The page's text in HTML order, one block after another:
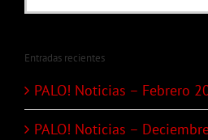
Entradas recientes
PALO! Noticias – Febrero
PALO! Noticias –